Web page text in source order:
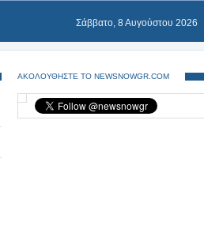
Σάββατο, 8 Αυγούστου 2026
ΑΚΟΛΟΥΘΗΣΤΕ ΤΟ NEWSNOWGR.COM